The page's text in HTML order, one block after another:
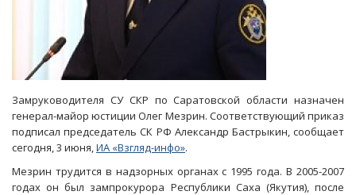
Замруководителя СУ СКР по Саратовской области назначен
генерал-майор юстиции Олег Мезрин. Соответствующий приказ
подписал председатель СК РФ Александр Бастрыкин, сообщает
сегодня, 3 июня,ИА «Взгляд-инфо».
Мезрин трудится в надзорных органах с 1995 года. В 2005-2007
годах он был зампрокурора Республики Саха (Якутия), после